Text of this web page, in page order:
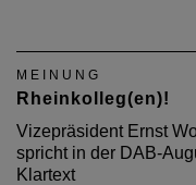
MEINUNG
Rheinkolleg(en)!
Vizepräsident Ernst
spricht in der DAB-
Klartext